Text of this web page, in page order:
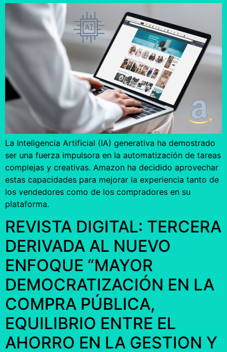
La Inteligencia Artificial (IA) generativa ha demostrado
ser una fuerza impulsora en la automatización de tareas
complejas y creativas. Amazon ha decidido aprovechar
estas capacidades para mejorar la experiencia tanto de
los vendedores como de los compradores en su
plataforma.
REVISTA DIGITAL: TERCERA
DERIVADA AL NUEVO
ENFOQUE “MAYOR
DEMOCRATIZACIÓN EN LA
COMPRA PÚBLICA,
EQUILIBRIO ENTRE EL
AHORRO EN LA GESTION Y